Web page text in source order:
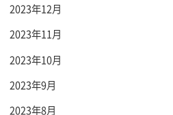
2023年12月
2023年11月
2023年10月
2023年9月
2023年8月